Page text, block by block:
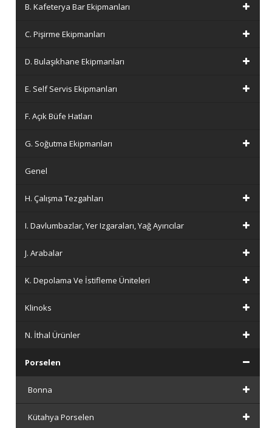
B. Kafeterya Bar Ekipmanları
C. Pişirme Ekipmanları
D. Bulaşıkhane Ekipmanları
E. Self Servis Ekipmanları
F. Açık Büfe Hatları
G. Soğutma Ekipmanları
Genel
H. Çalışma Tezgahları
I. Davlumbazlar, Yer Izgaraları, Yağ Ayırıcılar
J. Arabalar
K. Depolama Ve İstifleme Üniteleri
Klinoks
N. İthal Ürünler
Porselen
Bonna
Kütahya Porselen